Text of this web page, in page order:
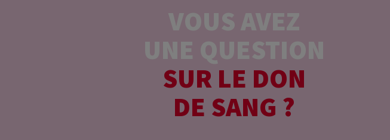
VOUS AVEZ
UNE QUESTION
SUR LE DON
DE SANG ?